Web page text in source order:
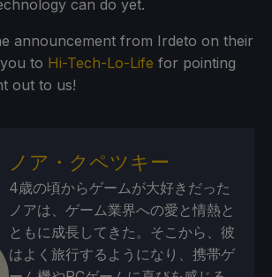
can do yet.
announcement from Irdeto on their
to Hi-Tech-Lo-Life for pointing
out to us!
ノア・クペツキー
4歳の頃からゲームが大好きだった
ノアは、ゲーム業界への愛と情熱と
ともに成長してきた。そこから、彼
はよく旅行するようになり、携帯ゲ